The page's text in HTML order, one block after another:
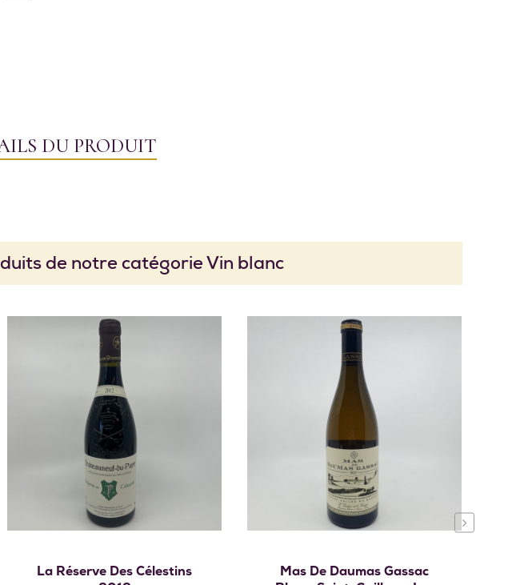
DU PRODUIT
de notre catégorie Vin blanc
La Réserve Des Célestins
Mas De Daumas Gassac